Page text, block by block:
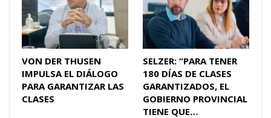
VON DER THUSEN
IMPULSA EL DIÁLOGO
PARA GARANTIZAR LAS
CLASES
SELZER: “PARA TENER
180 DÍAS DE CLASES
GARANTIZADOS, EL
GOBIERNO PROVINCIAL
TIENE QUE…